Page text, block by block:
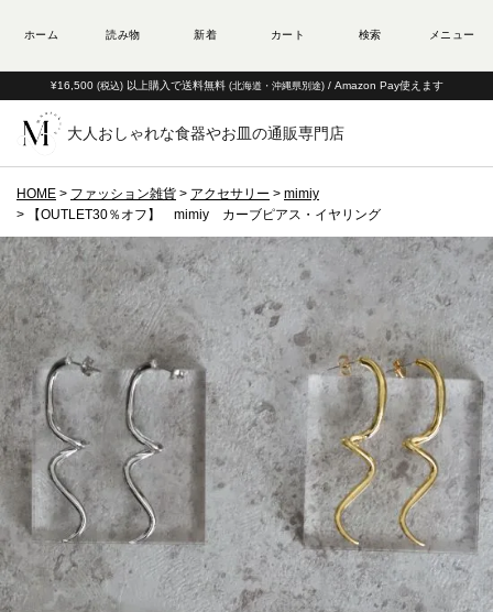
¥16,500 (税込) 以上購入で送料無料 (北海道・沖縄県別途) / Amazon Pay使えます
大人おしゃれな食器やお皿の通販専門店
HOME ファッション雑貨 アクセサリー
mimiy
【OUTLET30％オフ】 mimiy カーブピアス・イヤリング